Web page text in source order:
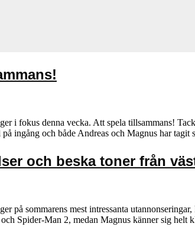
i fokus denna vecka. Att spela tillsammans!
ingång och både Andreas och Magnus har
och beska toner från
på sommarens mest intressanta
Spider-Man 2, medan Magnus känner sig